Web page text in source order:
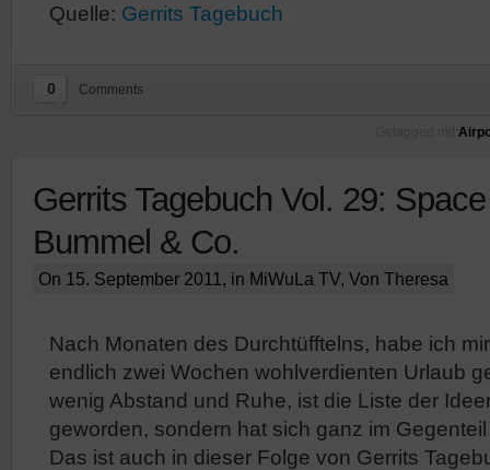
Quelle: Gerrits Tagebuch
0 Comments
Gerrits Tagebuch Vol. 29:
Bummel & Co.
On 15. September 2011, in MiWuLa TV, Von Theresa
Nach Monaten des Durchtüfftelns, habe ich
endlich zwei Wochen wohlverdienten Urlaub
wenig Abstand und Ruhe, ist die Liste der
geworden, sondern hat sich ganz im
Das ist auch in dieser Folge von Gerrits